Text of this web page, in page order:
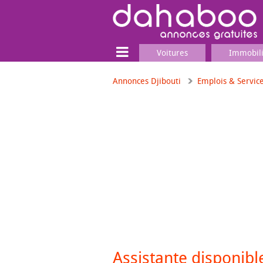
Voitures
Annonces Djibouti Emplois &
Assistante